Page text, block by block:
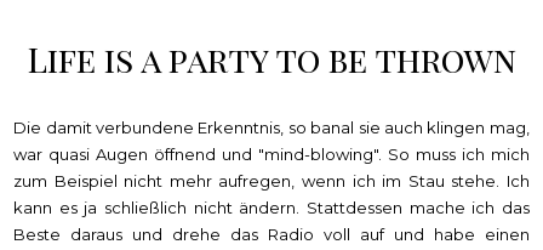
Life is a party to be thrown
Die damit verbundene Erkenntnis, so banal sie auch klingen mag,
war quasi Augen öffnend und "mind-blowing". So muss ich mich
zum Beispiel nicht mehr aufregen, wenn ich im Stau stehe. Ich
kann es ja schließlich nicht ändern. Stattdessen mache ich das
Beste daraus und drehe das Radio voll auf und habe einen